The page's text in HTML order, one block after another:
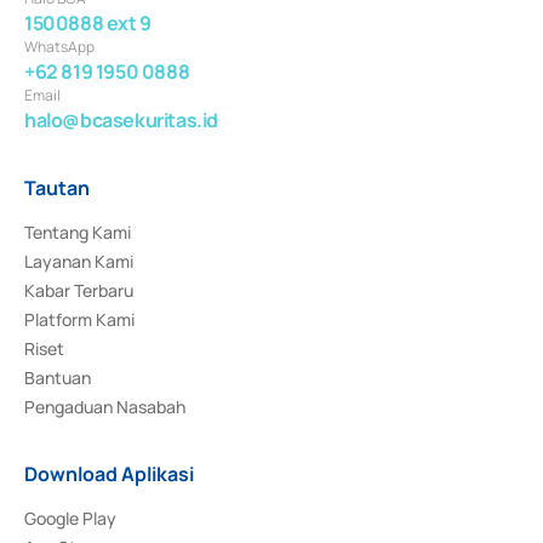
1500888 ext 9
WhatsApp
+62 819 1950 0888
Email
halo@bcasekuritas.id
Tautan
Tentang Kami
Layanan Kami
Kabar Terbaru
Platform Kami
Riset
Bantuan
Pengaduan Nasabah
Download Aplikasi
Google Play